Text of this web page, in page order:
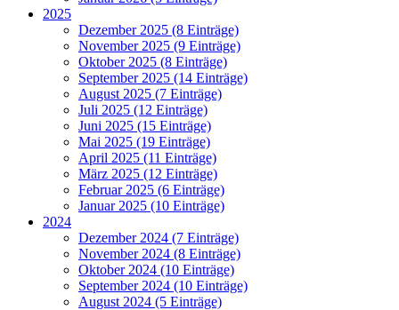
2025
Dezember 2025 (8 Einträge)
November 2025 (9 Einträge)
Oktober 2025 (8 Einträge)
September 2025 (14 Einträge)
August 2025 (7 Einträge)
Juli 2025 (12 Einträge)
Juni 2025 (15 Einträge)
Mai 2025 (19 Einträge)
April 2025 (11 Einträge)
März 2025 (12 Einträge)
Februar 2025 (6 Einträge)
Januar 2025 (10 Einträge)
2024
Dezember 2024 (7 Einträge)
November 2024 (8 Einträge)
Oktober 2024 (10 Einträge)
September 2024 (10 Einträge)
August 2024 (5 Einträge)